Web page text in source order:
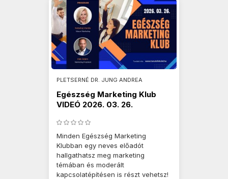
PLETSERNÉ DR. JUNG ANDREA
Egészség Marketing Klub
VIDEÓ 2026. 03. 26.
Minden Egészség Marketing
Klubban egy neves előadót
hallgathatsz meg marketing
témában és moderált
kapcsolatépítésen is részt vehetsz!